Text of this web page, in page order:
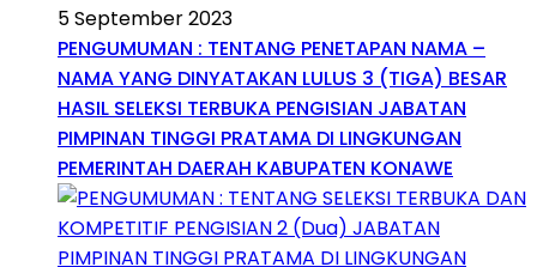
5 September 2023
PENGUMUMAN : TENTANG PENETAPAN NAMA –
NAMA YANG DINYATAKAN LULUS 3 (TIGA) BESAR
HASIL SELEKSI TERBUKA PENGISIAN JABATAN
PIMPINAN TINGGI PRATAMA DI LINGKUNGAN
PEMERINTAH DAERAH KABUPATEN KONAWE